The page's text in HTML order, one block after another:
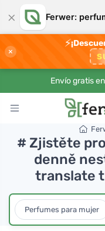
× Ferwer:
×
⚡
Envío gratis
# Zjistěte
denně
translate
Perfumes para mujer